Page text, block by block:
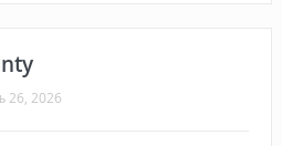
26, 2026